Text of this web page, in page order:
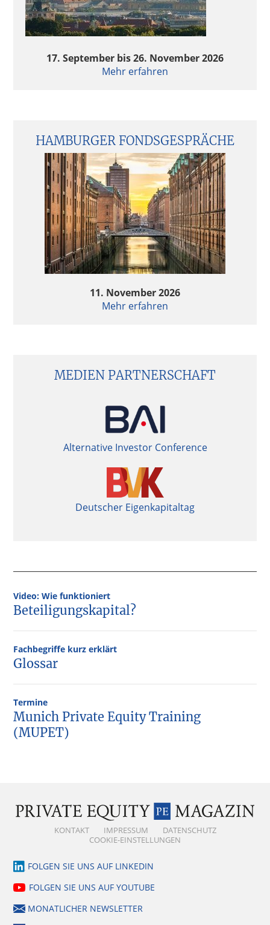
17. September bis 26. November 2026
Mehr erfahren
HAMBURGER FONDSGESPRÄCHE
11. November 2026
Mehr erfahren
MEDIEN PARTNERSCHAFT
Alternative Investor Conference
Deutscher Eigenkapitaltag
Video: Wie funktioniert
Beteiligungskapital?
Fachbegriffe kurz erklärt
Glossar
Termine
Munich Private Equity Training
(MUPET)
KONTAKT IMPRESSUM
DATENSCHUTZ
COOKIE-EINSTELLUNGEN
FOLGEN SIE UNS AUF LINKEDIN
FOLGEN SIE UNS AUF YOUTUBE
MONATLICHER NEWSLETTER